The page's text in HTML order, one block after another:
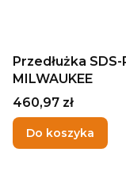
Przedłużka
MILWAUKEE
Cena
460,97 zł
Do koszyka